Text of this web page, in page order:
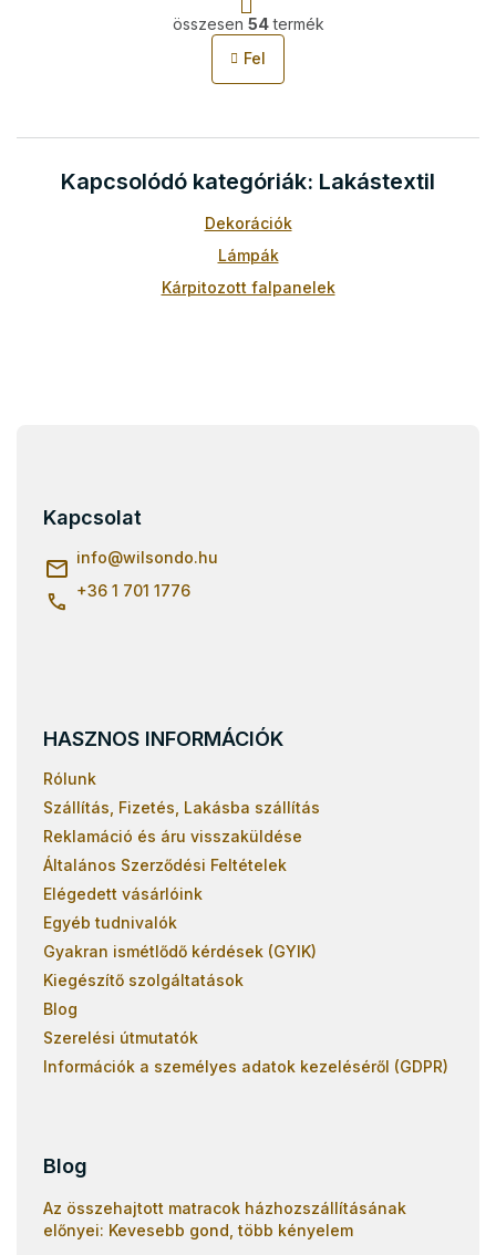
L
i
s
r
n
y
í
á
s
p
o
z
összesen 54termék
Fel
Kapcsolódó kategóriák: Lakástextil
Dekorációk
Lámpák
Kárpitozott falpanelek
Kapcsolat
info@wilsondo.hu
+36 1 701 1776
HASZNOS INFORMÁCIÓK
Rólunk
Szállítás, Fizetés, Lakásba szállítás
Reklamáció és áru visszaküldése
Általános Szerződési Feltételek
Elégedett vásárlóink
Egyéb tudnivalók
Gyakran ismétlődő kérdések (GYIK)
Kiegészítő szolgáltatások
Blog
Szerelési útmutatók
Információk a személyes adatok kezeléséről (GDPR)
Blog
Az összehajtott matracok házhozszállításának
előnyei: Kevesebb gond, több kényelem